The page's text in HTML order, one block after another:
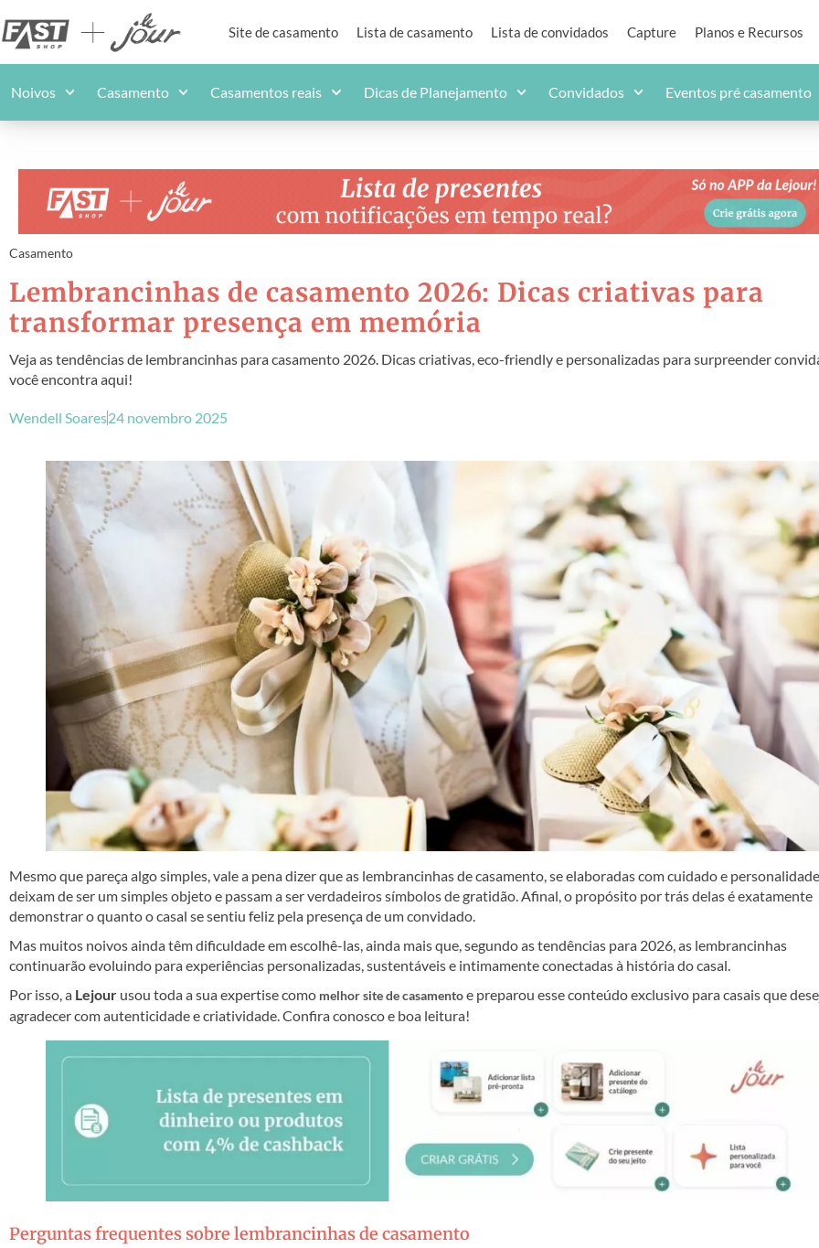
Site de casamento Lista de casamento Lista de convidados Capture Planos e Recursos
Noivos Casamento Casamentos reais Dicas de Planejamento Convidados Eventos pré casamento
Casamento
Lembrancinhas de casamento 2026: Dicas criativas para
transformar presença em memória
Veja as tendências de lembrancinhas para casamento 2026. Dicas criativas, eco-friendly e personalizadas para surpreender
você encontra aqui!
Wendell Soares24 novembro 2025
Mesmo que pareça algo simples, vale a pena dizer que as lembrancinhas de casamento, se elaboradas com cuidado e personalidade,
deixam de ser um simples objeto e passam a ser verdadeiros símbolos de gratidão. Afinal, o propósito por trás delas é exatamente
demonstrar o quanto o casal se sentiu feliz pela presença de um convidado.
Mas muitos noivos ainda têm dificuldade em escolhê-las, ainda mais que, segundo as tendências para 2026, as lembrancinhas
continuarão evoluindo para experiências personalizadas, sustentáveis e intimamente conectadas à história do casal.
Por isso, a Lejour usou toda a sua expertise como melhor site de casamentoe preparou esse conteúdo exclusivo para casais que
agradecer com autenticidade e criatividade. Confira conosco e boa leitura!
Perguntas frequentes sobre lembrancinhas de casamento